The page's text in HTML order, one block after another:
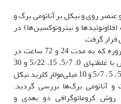
روی و نیکل بر آناتومی برگ و
و نیتروتوکسین‌ها) در
قرار گرفت.
مواد و روش‌ها: گیاهان 40 روزه که به مدت 24 و 72 ساعت در
شرایط هیدروپونیک در تنش با غلظت‏های 0، 5/7، 15، 5/22 و 30
میلی‌مولار کلرید روی و 0، 5/2 ، 5 ، 5/7 و 10 میلی‌مولار کلرید نیکل
و آناتومی برگ‌ها بررسی گردید.
روش کروماتوگرافی دو بعدی و